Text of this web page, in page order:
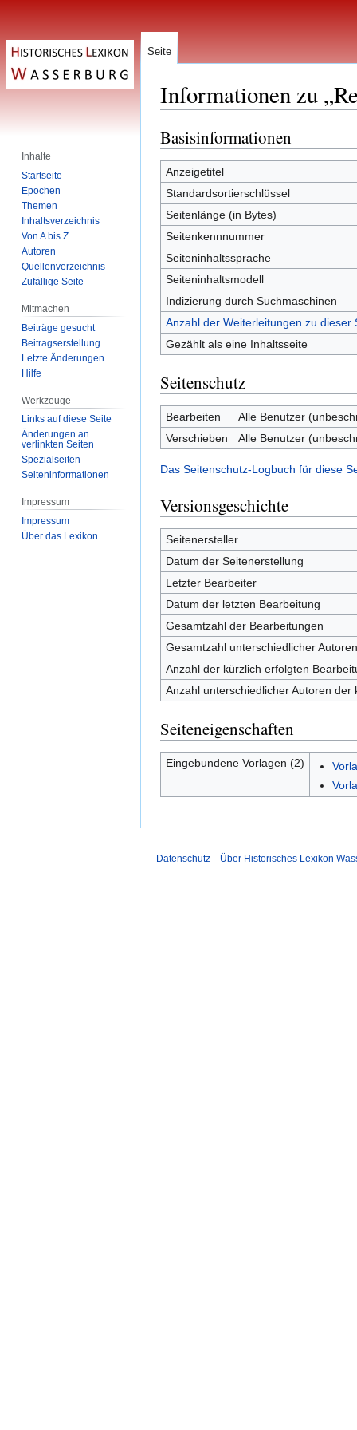
Informationen zu
Zur
Navigation
springen
Zur
Suche
springen
Basisinformationen
Anzeigetitel
Standardsortierschlüssel
Seitenlänge (in Bytes)
Seitenkennnummer
Seiteninhaltssprache
Seiteninhaltsmodell
Indizierung durch Suchmaschinen
Anzahl der Weiterleitungen zu dieser
Gezählt als eine Inhaltsseite
Seitenschutz
Bearbeiten
Alle Benutzer
Verschieben
Alle Benutzer
Das Seitenschutz-Logbuch für diese
Versionsgeschichte
Seitenersteller
Datum der Seitenerstellung
Letzter Bearbeiter
Datum der letzten Bearbeitung
Gesamtzahl der Bearbeitungen
Gesamtzahl unterschiedlicher Autoren
Anzahl der kürzlich erfolgten
Anzahl unterschiedlicher Autoren
Seiteneigenschaften
Eingebundene Vorlagen (2)
Seite
Inhalte
Startseite
Epochen
Themen
Inhaltsverzeichnis
Von A bis Z
Autoren
Quellenverzeichnis
Zufällige Seite
Mitmachen
Beiträge gesucht
Beitragserstellung
Letzte Änderungen
Hilfe
Werkzeuge
Links auf diese Seite
Änderungen an
verlinkten Seiten
Spezialseiten
Seiten­­informationen
Impressum
Impressum
Über das Lexikon
Datenschutz Über Historisches Lexikon